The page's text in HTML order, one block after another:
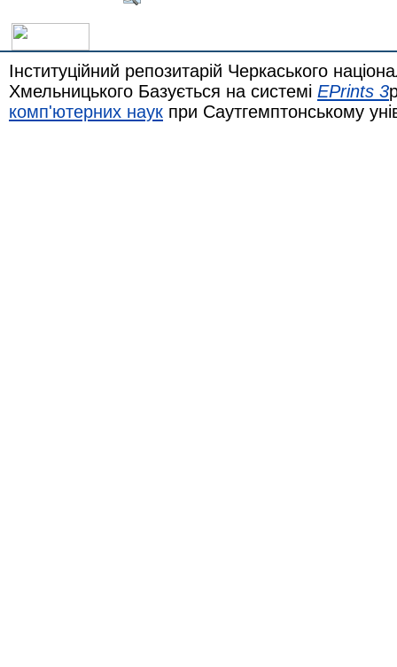
Інституційний репозитарій Черкаського
Хмельницького Базується на системі EPrints 3
комп'ютерних наук при Саутгемптонському